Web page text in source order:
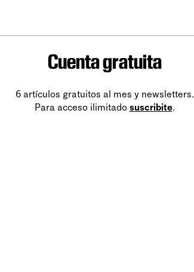
Cuenta gratuita
6 artículos gratuitos al mes y newsletters.
Para acceso ilimitado suscribite.